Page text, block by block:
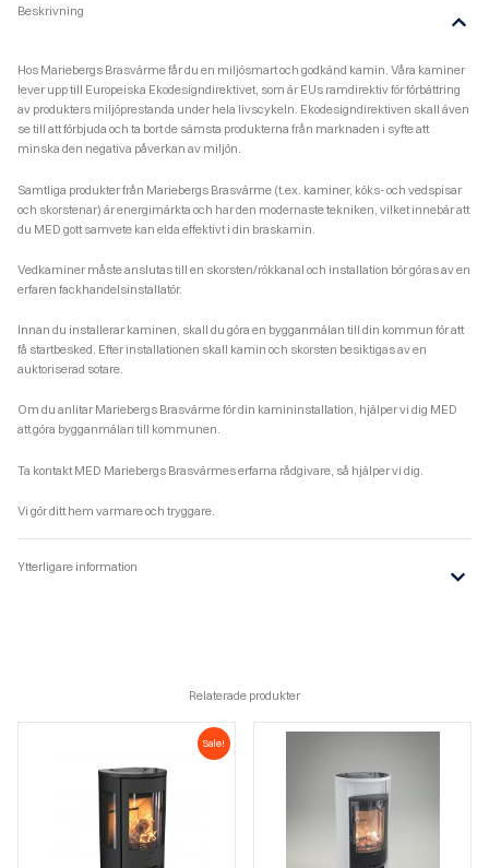
Beskrivning
Hos Mariebergs Brasvärme får du en miljösmart och godkänd kamin. Våra kaminer
lever upp till Europeiska Ekodesigndirektivet, som är EUs ramdirektiv för förbättring
av produkters miljöprestanda under hela livscykeln. Ekodesigndirektiven skall även
se till att förbjuda och ta bort de sämsta produkterna från marknaden i syfte att
minska den negativa påverkan av miljön.
Samtliga produkter från Mariebergs Brasvärme (t.ex. kaminer, köks- och vedspisar
och skorstenar) är energimärkta och har den modernaste tekniken, vilket innebär att
du MED gott samvete kan elda effektivt i din braskamin.
Vedkaminer måste anslutas till en skorsten/rökkanal och installation bör göras av en
erfaren fackhandelsinstallatör.
Innan du installerar kaminen, skall du göra en bygganmälan till din kommun för att
få startbesked. Efter installationen skall kamin och skorsten besiktigas av en
auktoriserad sotare.
Om du anlitar Mariebergs Brasvärme för din kamininstallation, hjälper vi dig MED
att göra bygganmälan till kommunen.
Ta kontakt MED Mariebergs Brasvärmes erfarna rådgivare, så hjälper vi dig.
Vi gör ditt hem varmare och tryggare.
Ytterligare information
Relaterade produkter
Sale!